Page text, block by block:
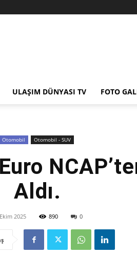
ULAŞIM DÜNYASI TV FOTO
Otomobil Otomobil - SUV
Aldı.
2025 890 0